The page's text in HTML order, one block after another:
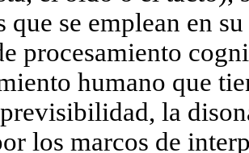
que se emplean en
procesamiento
humano que
la
los marcos de